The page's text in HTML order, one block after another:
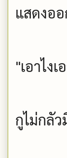
แสดงอ
"เอาไง
กูไม่กลัว